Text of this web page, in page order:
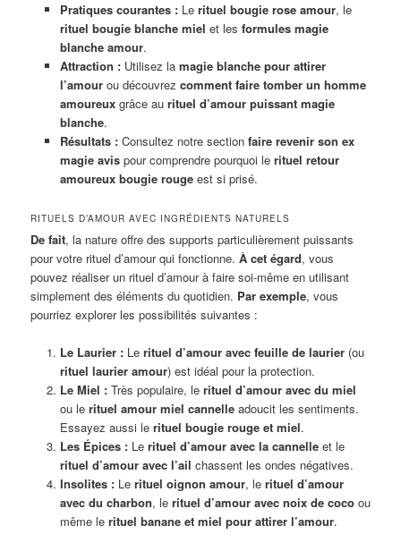
Pratiques courantes :Le rituel bougie rose amour, le
rituel bougie blanche miel et les formules magie
blanche amour.
Attraction :Utilisez la magie blanche pour attirer
l’amourou découvrez comment faire tomber un homme
amoureuxgrâce au rituel d’amour puissant magie
blanche.
Résultats :Consultez notre section faire revenir son ex
magie avispour comprendre pourquoi le rituel retour
amoureux bougie rougeest si prisé.
RITUELS D’AMOUR AVEC INGRÉDIENTS NATURELS
De fait, la nature offre des supports particulièrement puissants
pour votre rituel d’amour qui fonctionne.À cet égard, vous
pouvez réaliser un rituel d’amour à faire soi-même en utilisant
simplement des éléments du quotidien. Par exemple, vous
pourriez explorer les possibilités suivantes :
Le Laurier :Le rituel d’amour avec feuille de laurier(ou
rituel laurier amour) est idéal pour la protection.
Le Miel :Très populaire, le rituel d’amour avec du miel
ou le rituel amour miel cannelleadoucit les sentiments.
Essayez aussi le rituel bougie rouge et miel.
Les Épices :Le rituel d’amour avec la cannelleet le
rituel d’amour avec l’ail chassent les ondes négatives.
Insolites :Le rituel oignon amour, le rituel d’amour
avec du charbon, le rituel d’amour avec noix de cocoou
même le rituel banane et miel pour attirer l’amour.